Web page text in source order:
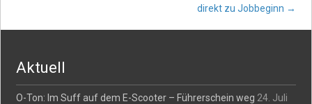
navigation
direkt zu Jobbeginn →
Aktuell
O-Ton: Im Suff auf dem E-Scooter – Führerschein weg 24. Juli